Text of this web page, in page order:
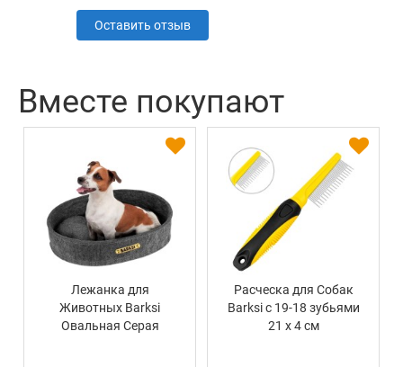
Оставить отзыв
Вместе покупают
Лежанка для
Животных Barksi
Овальная Серая
Расческа для Собак
Barksi с 19-18 зубьями
21 х 4 см